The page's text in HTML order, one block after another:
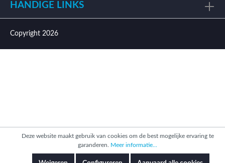
HANDIGE LINKS
Copyright 2026
Deze website maakt gebruik van cookies om de best mogelijke ervaring te
garanderen. Meer informatie...